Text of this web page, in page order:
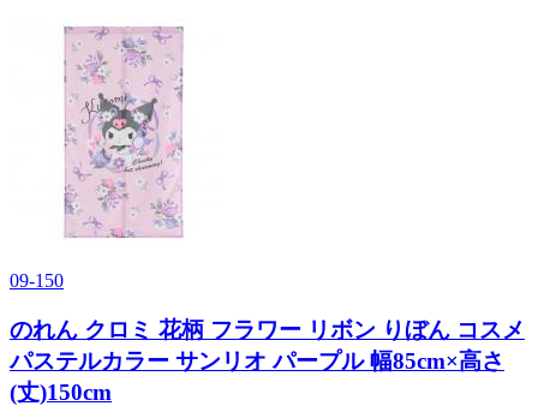
09-150
のれん クロミ 花柄 フラワー リボン りぼん コスメ
パステルカラー サンリオ パープル 幅85cm×高さ
(丈)150cm